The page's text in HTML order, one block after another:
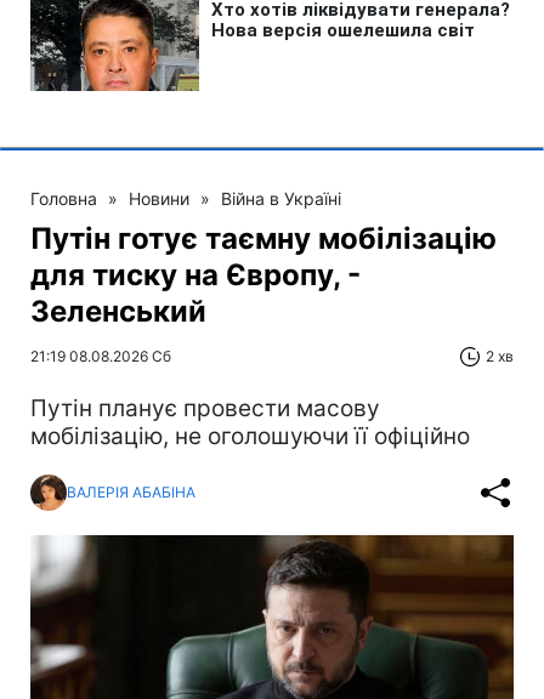
Головна » Новини » Війна в Україні
Путін готує таємну мобілізацію
для тиску на Європу, -
Зеленський
21:19 08.08.2026 Сб 2 хв
Путін планує провести масову
мобілізацію, не оголошуючи її офіційно
ВАЛЕРІЯ АБАБІНА